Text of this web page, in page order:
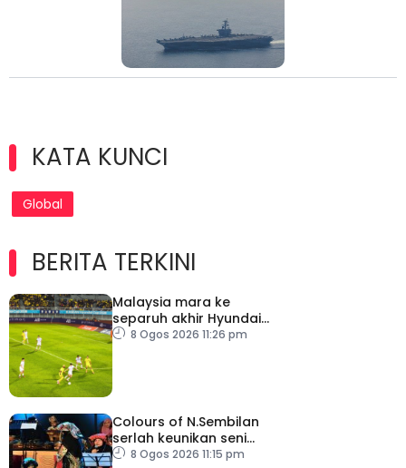
KATA KUNCI
Global
BERITA TERKINI
Malaysia mara ke
separuh akhir Hyundai
ASEAN Cup
8 Ogos 2026 11:26 pm
Colours of N.Sembilan
serlah keunikan seni
budaya negeri beradat
8 Ogos 2026 11:15 pm